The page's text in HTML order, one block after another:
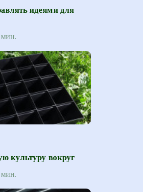
идеями для
мин.
культуру вокруг
мин.